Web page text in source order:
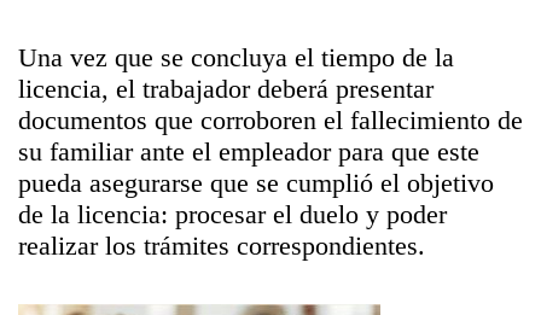
Una vez que se concluya el tiempo de la
licencia, el trabajador deberá presentar
documentos que corroboren el fallecimiento de
su familiar ante el empleador para que este
pueda asegurarse que se cumplió el objetivo
de la licencia: procesar el duelo y poder
realizar los trámites correspondientes.